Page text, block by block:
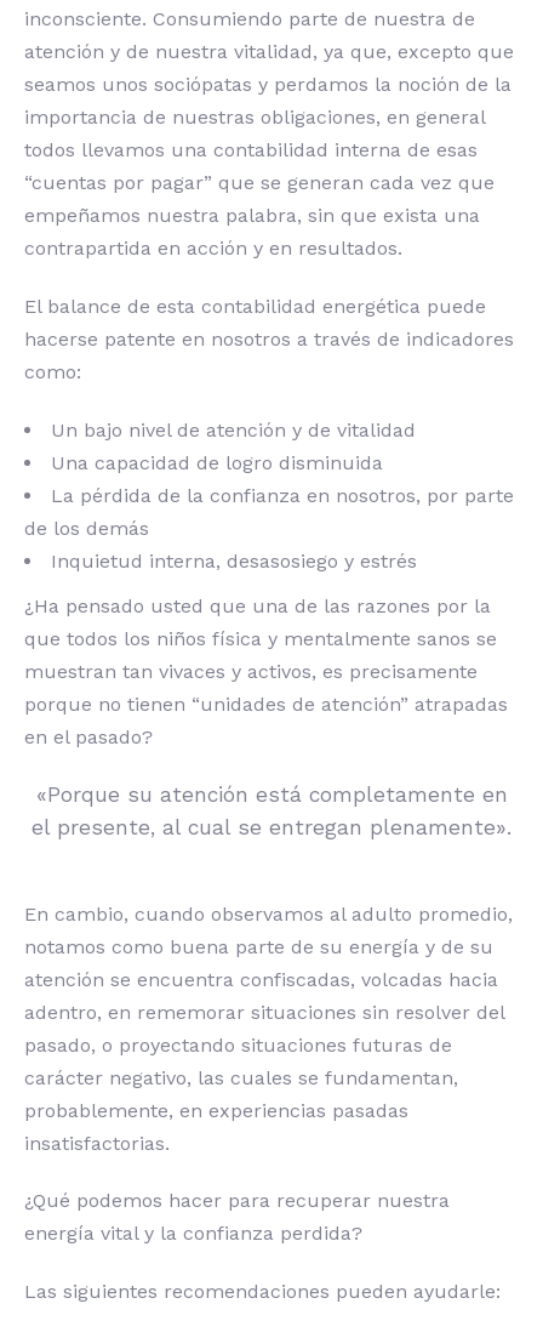
inconsciente. Consumiendo parte de nuestra de
atención y de nuestra vitalidad, ya que, excepto que
seamos unos sociópatas y perdamos la noción de la
importancia de nuestras obligaciones, en general
todos llevamos una contabilidad interna de esas
“cuentas por pagar” que se generan cada vez que
empeñamos nuestra palabra, sin que exista una
contrapartida en acción y en resultados.
El balance de esta contabilidad energética puede
hacerse patente en nosotros a través de indicadores
como:
Un bajo nivel de atención y de vitalidad
Una capacidad de logro disminuida
La pérdida de la confianza en nosotros, por parte
de los demás
Inquietud interna, desasosiego y estrés
¿Ha pensado usted que una de las razones por la
que todos los niños física y mentalmente sanos se
muestran tan vivaces y activos, es precisamente
porque no tienen “unidades de atención” atrapadas
en el pasado?
«Porque su atención está completamente en
el presente, al cual se entregan plenamente».
En cambio, cuando observamos al adulto promedio,
notamos como buena parte de su energía y de su
atención se encuentra confiscadas, volcadas hacia
adentro, en rememorar situaciones sin resolver del
pasado, o proyectando situaciones futuras de
carácter negativo, las cuales se fundamentan,
probablemente, en experiencias pasadas
insatisfactorias.
¿Qué podemos hacer para recuperar nuestra
energía vital y la confianza perdida?
Las siguientes recomendaciones pueden ayudarle: